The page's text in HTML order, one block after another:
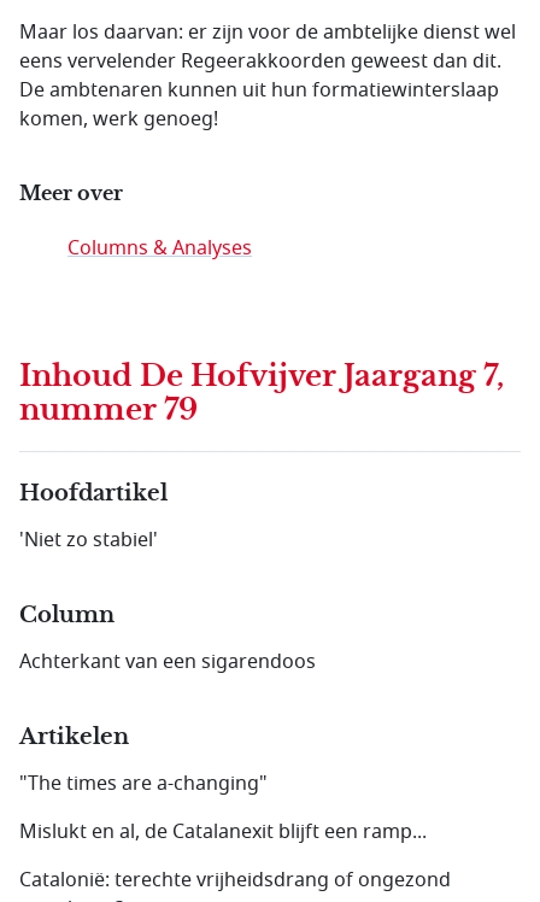
Maar los daarvan: er zijn voor de ambtelijke dienst wel
eens vervelender Regeerakkoorden geweest dan dit.
De ambtenaren kunnen uit hun formatiewinterslaap
komen, werk genoeg!
Meer over
Columns & Analyses
Inhoud De Hofvijver Jaargang 7,
nummer 79
Hoofdartikel
'Niet zo stabiel'
Column
Achterkant van een sigarendoos
Artikelen
"The times are a-changing"
Mislukt en al, de Catalanexit blijft een ramp...
Catalonië: terechte vrijheidsdrang of ongezond